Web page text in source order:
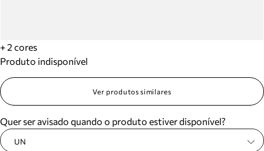
+ 2 cores
Produto indisponível
Ver produtos similares
Quer ser avisado quando o produto estiver disponível?
UN